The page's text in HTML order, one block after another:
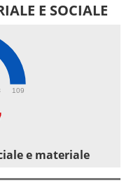
E SOCIALE
109
e materiale